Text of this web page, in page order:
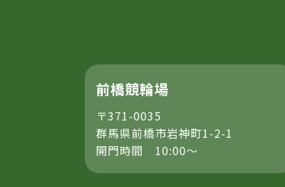
前橋競輪場
〒371-0035
群馬県前橋市岩神町1-2-1
開門時間 10:00～